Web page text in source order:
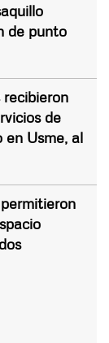
de punto
recibieron
de
en Usme, al